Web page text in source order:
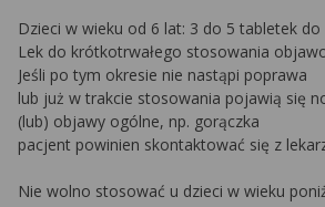
Dzieci w wieku od 6 lat: 3 do 5 tabletek do
Lek do krótkotrwałego stosowania
Jeśli po tym okresie nie nastąpi poprawa
lub już w trakcie stosowania pojawią się
(lub) objawy ogólne, np. gorączka
pacjent powinien skontaktować się z
Nie wolno stosować u dzieci w wieku